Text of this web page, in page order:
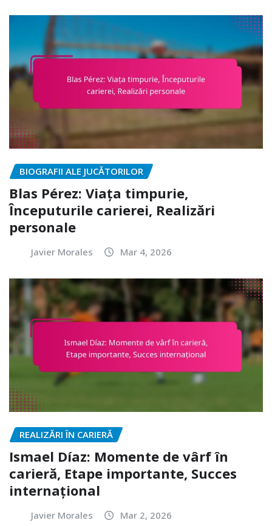
BIOGRAFII ALE JUCĂTORILOR
Blas Pérez: Viața timpurie,
Începuturile carierei, Realizări
personale
Javier Morales Mar 4, 2026
REALIZĂRI ÎN CARIERĂ
Ismael Díaz: Momente de vârf în
carieră, Etape importante, Succes
internațional
Javier Morales Mar 2, 2026